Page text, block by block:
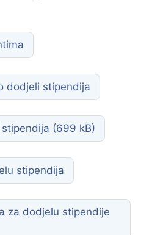
dodjeli stipendija
stipendija
za dodjelu stipendije